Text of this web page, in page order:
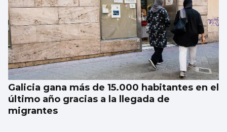
Galicia gana más de 15.000 habitantes en el
último año gracias a la llegada de
migrantes